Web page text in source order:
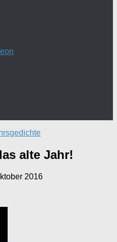
alte Jahr!
2016